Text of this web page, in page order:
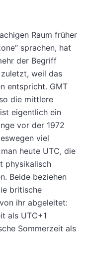
Raum früher
sprachen, hat
der Begriff
zuletzt, weil das
entspricht. GMT
die mittlere
eigentlich ein
vor der 1972
viel
heute UTC, die
physikalisch
Beide beziehen
britische
ihr abgeleitet:
als UTC+1
Sommerzeit als